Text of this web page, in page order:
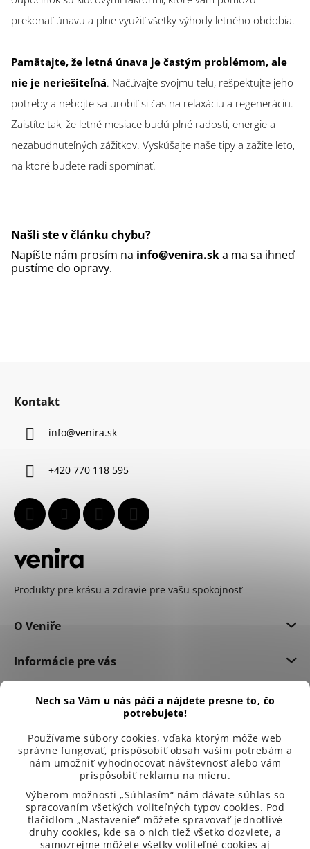
Nech sa Vám u nás páči a nájdete presne to, čo
potrebujete!
Používame súbory cookies, vďaka ktorým môže web
správne fungovať, prispôsobiť obsah vašim potrebám a
nám umožniť vyhodnocovať návštevnosť alebo vám
prispôsobiť reklamu na mieru.
Výberom možnosti „Súhlasím“ nám dávate súhlas so
spracovaním všetkých voliteľných typov cookies. Pod
tlačidlom „Nastavenie“ môžete spravovať jednotlivé
druhy cookies, kde sa o nich tiež všetko dozviete, a
samozrejme môžete všetky voliteľné cookies aj
prekonať únavu a plne využiť všetky výhody letného obdobia.
Pamätajte, že letná únava je častým problémom, ale
nie je neriešiteľná. Načúvajte svojmu telu, rešpektujte jeho
potreby a nebojte sa urobiť si čas na relaxáciu a regeneráciu.
Zaistíte tak, že letné mesiace budú plné radosti, energie a
nezabudnuteľných zážitkov. Vyskúšajte naše tipy a zažite leto,
na ktoré budete radi spomínať.
Našli ste v článku chybu?
Napíšte nám prosím na info@venira.ska ma sa ihneď
pustíme do opravy.
Kontakt
info@venira.sk
+420 770 118 595
Produkty pre krásu a zdravie pre vašu spokojnosť
O Veniře
Informácie pre vás
Dôležité informácie